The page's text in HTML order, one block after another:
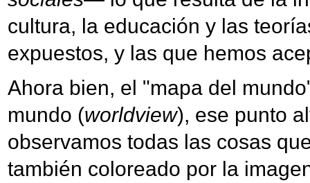
cultura, la educación y las
expuestos, y las que hemos
Ahora bien, el "mapa del
mundo (worldview), ese punto
observamos todas las cosas
también coloreado por la